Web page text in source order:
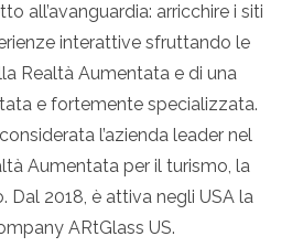
all’avanguardia: arricchire i siti
interattive sfruttando le
Realtà Aumentata e di una
e fortemente specializzata.
l’azienda leader nel
Aumentata per il turismo, la
Dal 2018, è attiva negli USA la
ARtGlass US.